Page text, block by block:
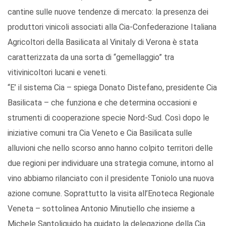
cantine sulle nuove tendenze di mercato: la presenza dei
produttori vinicoli associati alla Cia-Confederazione Italiana
Agricoltori della Basilicata al Vinitaly di Verona è stata
caratterizzata da una sorta di “gemellaggio” tra
vitivinicoltori lucani e veneti.
“E’ il sistema Cia – spiega Donato Distefano, presidente Cia
Basilicata – che funziona e che determina occasioni e
strumenti di cooperazione specie Nord-Sud. Così dopo le
iniziative comuni tra Cia Veneto e Cia Basilicata sulle
alluvioni che nello scorso anno hanno colpito territori delle
due regioni per individuare una strategia comune, intorno al
vino abbiamo rilanciato con il presidente Toniolo una nuova
azione comune. Soprattutto la visita all’Enoteca Regionale
Veneta – sottolinea Antonio Minutiello che insieme a
Michele Santoliquido ha guidato la delegazione della Cia